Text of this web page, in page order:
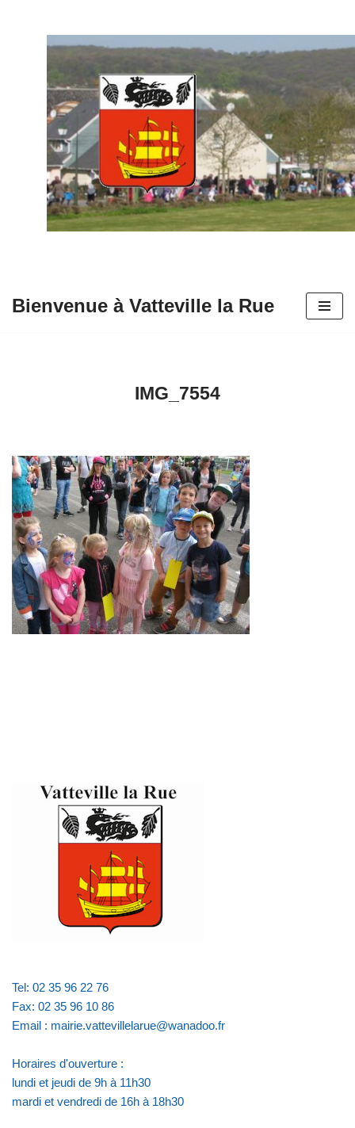
contenu
Bienvenue à Vatteville la Rue
IMG_7554
Tel: 02 35 96 22 76
Fax: 02 35 96 10 86
Email : mairie.vattevillelarue@wanadoo.fr
Horaires d'ouverture :
lundi et jeudi de 9h à 11h30
mardi et vendredi de 16h à 18h30